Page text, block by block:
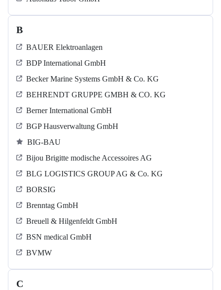
B
BAUER Elektroanlagen
BDP International GmbH
Becker Marine Systems GmbH & Co. KG
BEHRENDT GRUPPE GMBH & CO. KG
Berner International GmbH
BGP Hausverwaltung GmbH
BIG-BAU
Bijou Brigitte modische Accessoires AG
BLG LOGISTICS GROUP AG & Co. KG
BORSIG
Brenntag GmbH
Breuell & Hilgenfeldt GmbH
BSN medical GmbH
BVMW
C